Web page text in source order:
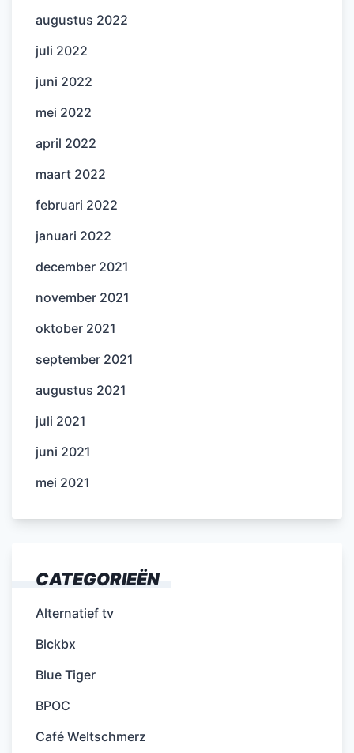
augustus 2022
juli 2022
juni 2022
mei 2022
april 2022
maart 2022
februari 2022
januari 2022
december 2021
november 2021
oktober 2021
september 2021
augustus 2021
juli 2021
juni 2021
mei 2021
CATEGORIEËN
Alternatief tv
Blckbx
Blue Tiger
BPOC
Café Weltschmerz